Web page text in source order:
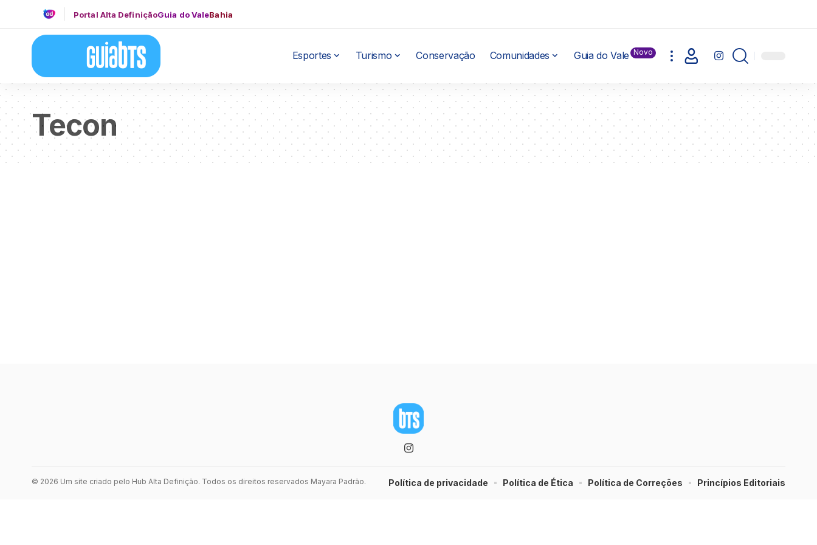
Portal Alta DefiniçãoGuia do ValeBahia
Esportes Turismo Conservação Comunidades Guia do Vale Novo
Tecon
© 2026 Um site criado pelo Hub Alta Definição. Todos os direitos reservados Mayara Padrão. Política de privacidade Política de Ética Política de Correções Princípios Editoriais